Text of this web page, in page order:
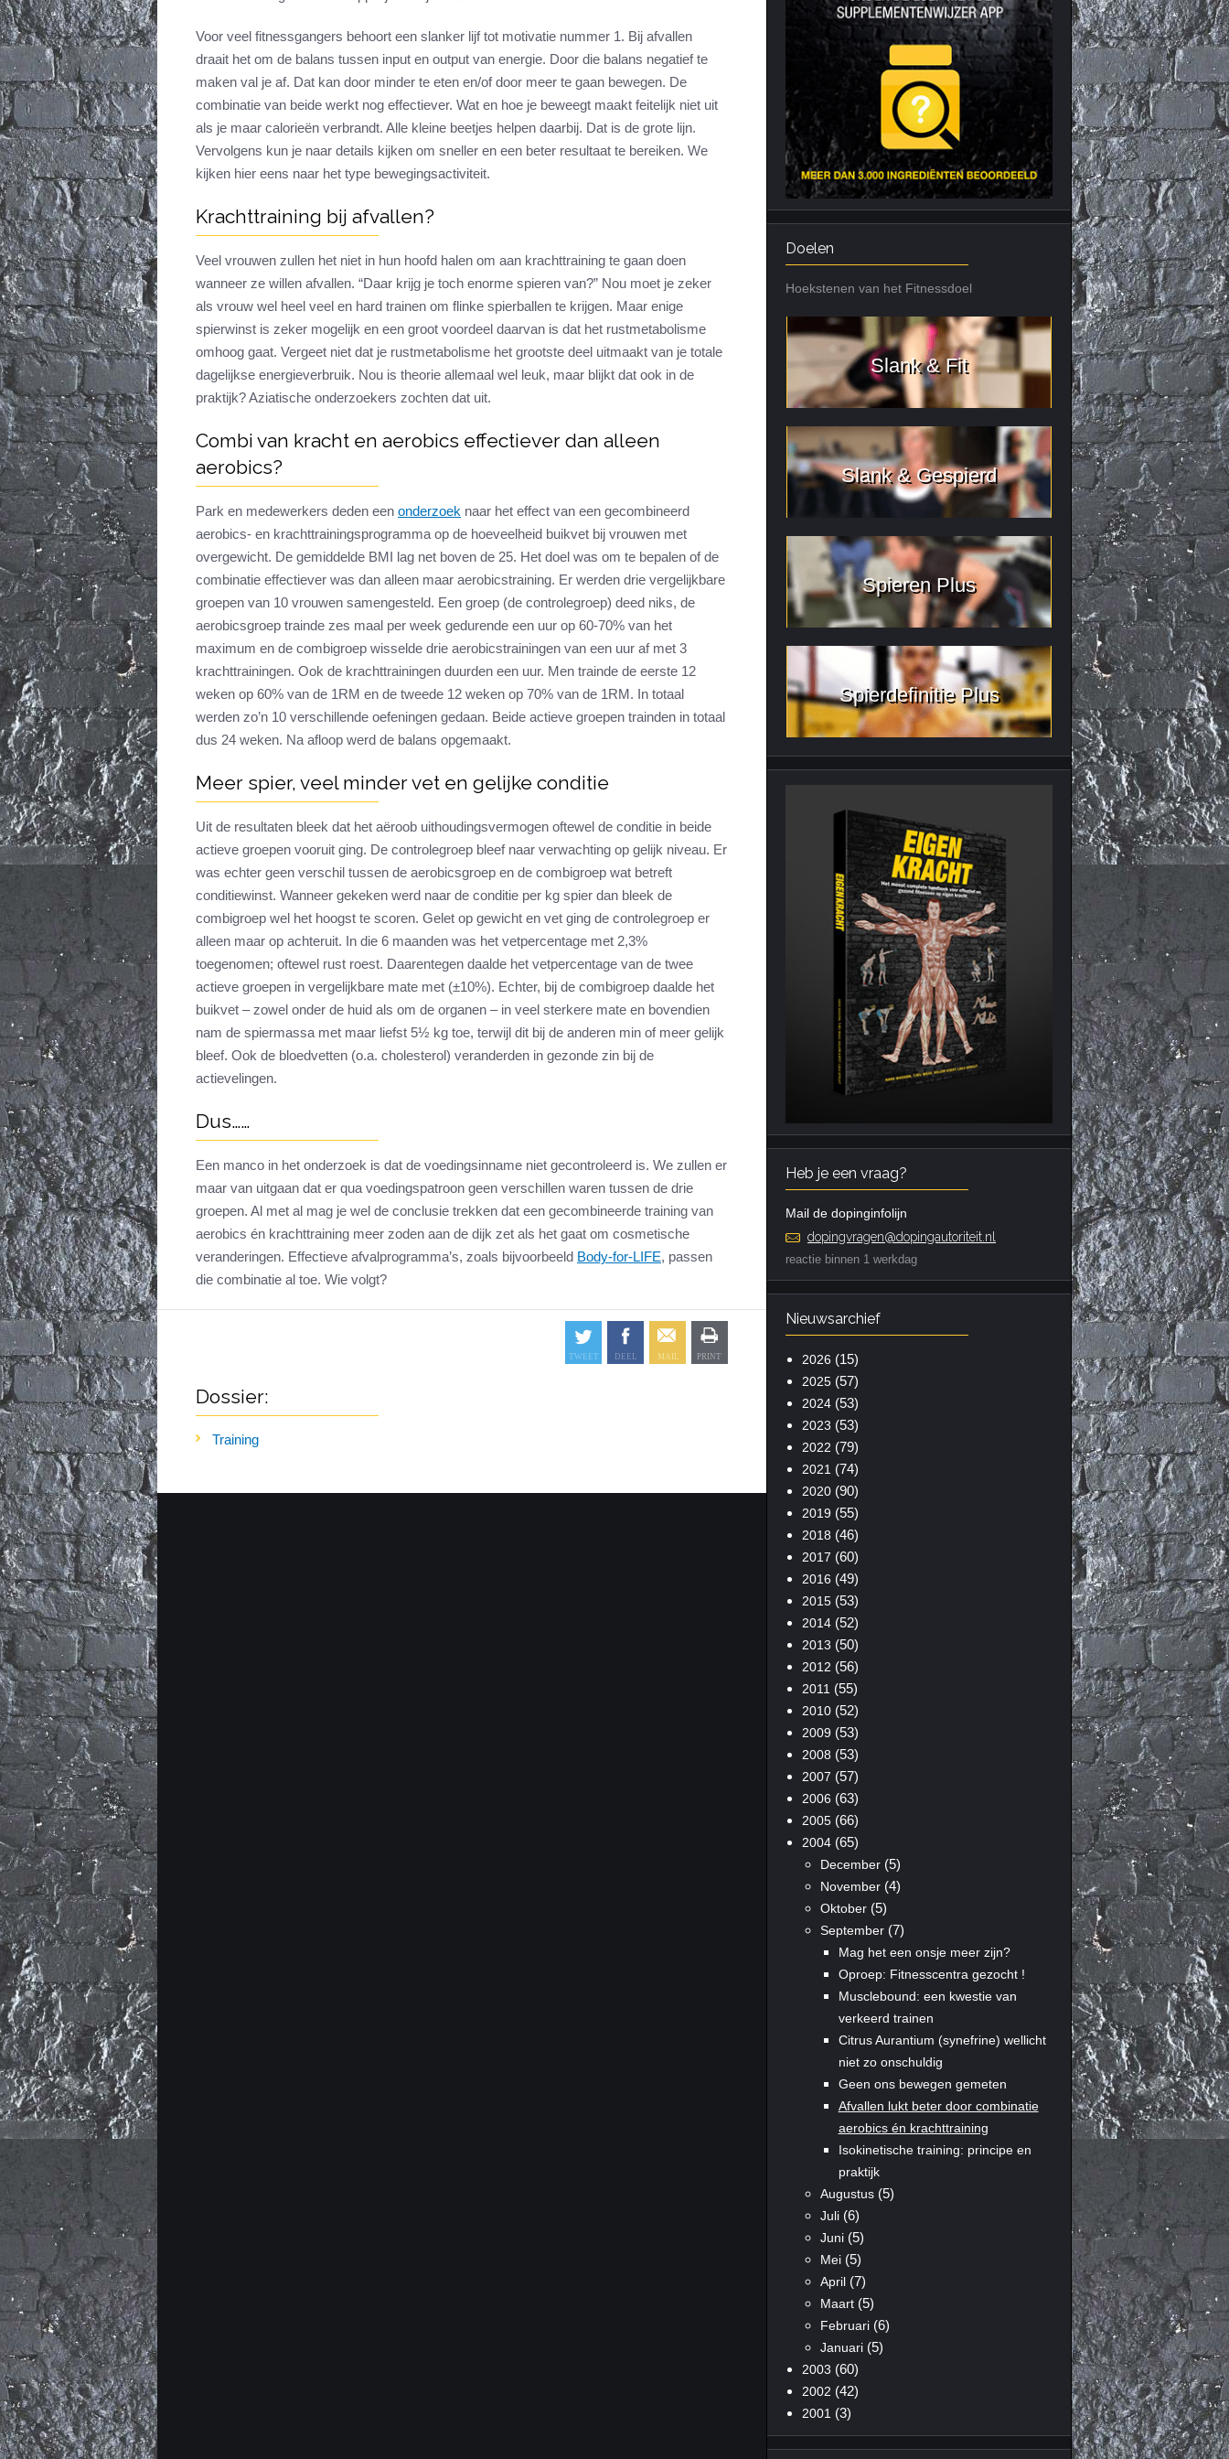
Hartslag en intensiteit
Combi van cardio en kracht
Trainingsfouten top 10
Veel gestelde vragen
Voedingsfouten top 5
Veel gestelde vragen
Citrus Aurantium
Tribulus Terrestris
Vitaminen en
mineralen
Weight Gainers
Nieuws archief
Voor veel fitnessgangers behoort een slanker lijf tot motivatie nummer 1. Bij afvallen
draait het om de balans tussen input en output van energie. Door die balans negatief te
maken val je af. Dat kan door minder te eten en/of door meer te gaan bewegen. De
combinatie van beide werkt nog effectiever. Wat en hoe je beweegt maakt feitelijk niet uit
als je maar calorieën verbrandt. Alle kleine beetjes helpen daarbij. Dat is de grote lijn.
Vervolgens kun je naar details kijken om sneller en een beter resultaat te bereiken. We
kijken hier eens naar het type bewegingsactiviteit.
Krachttraining bij afvallen?
Veel vrouwen zullen het niet in hun hoofd halen om aan krachttraining te gaan doen
wanneer ze willen afvallen. “Daar krijg je toch enorme spieren van?” Nou moet je zeker
als vrouw wel heel veel en hard trainen om flinke spierballen te krijgen. Maar enige
spierwinst is zeker mogelijk en een groot voordeel daarvan is dat het rustmetabolisme
omhoog gaat. Vergeet niet dat je rustmetabolisme het grootste deel uitmaakt van je totale
dagelijkse energieverbruik. Nou is theorie allemaal wel leuk, maar blijkt dat ook in de
praktijk? Aziatische onderzoekers zochten dat uit.
Combi van kracht en aerobics effectiever dan alleen
aerobics?
Park en medewerkers deden een onderzoek naar het effect van een gecombineerd
aerobics- en krachttrainingsprogramma op de hoeveelheid buikvet bij vrouwen met
overgewicht. De gemiddelde BMI lag net boven de 25. Het doel was om te bepalen of de
combinatie effectiever was dan alleen maar aerobicstraining. Er werden drie vergelijkbare
groepen van 10 vrouwen samengesteld. Een groep (de controlegroep) deed niks, de
aerobicsgroep trainde zes maal per week gedurende een uur op 60-70% van het
maximum en de combigroep wisselde drie aerobicstrainingen van een uur af met 3
krachttrainingen. Ook de krachttrainingen duurden een uur. Men trainde de eerste 12
weken op 60% van de 1RM en de tweede 12 weken op 70% van de 1RM. In totaal
werden zo’n 10 verschillende oefeningen gedaan. Beide actieve groepen trainden in totaal
dus 24 weken. Na afloop werd de balans opgemaakt.
Meer spier, veel minder vet en gelijke conditie
Uit de resultaten bleek dat het aëroob uithoudingsvermogen oftewel de conditie in beide
actieve groepen vooruit ging. De controlegroep bleef naar verwachting op gelijk niveau. Er
was echter geen verschil tussen de aerobicsgroep en de combigroep wat betreft
conditiewinst. Wanneer gekeken werd naar de conditie per kg spier dan bleek de
combigroep wel het hoogst te scoren. Gelet op gewicht en vet ging de controlegroep er
alleen maar op achteruit. In die 6 maanden was het vetpercentage met 2,3%
toegenomen; oftewel rust roest. Daarentegen daalde het vetpercentage van de twee
actieve groepen in vergelijkbare mate met (±10%). Echter, bij de combigroep daalde het
buikvet – zowel onder de huid als om de organen – in veel sterkere mate en bovendien
nam de spiermassa met maar liefst 5½ kg toe, terwijl dit bij de anderen min of meer gelijk
bleef. Ook de bloedvetten (o.a. cholesterol) veranderden in gezonde zin bij de
actievelingen.
Dus……
Een manco in het onderzoek is dat de voedingsinname niet gecontroleerd is. We zullen er
maar van uitgaan dat er qua voedingspatroon geen verschillen waren tussen de drie
groepen. Al met al mag je wel de conclusie trekken dat een gecombineerde training van
aerobics én krachttraining meer zoden aan de dijk zet als het gaat om cosmetische
veranderingen. Effectieve afvalprogramma’s, zoals bijvoorbeeld Body-for-LIFE, passen
die combinatie al toe. Wie volgt?
Dossier:
Training
Doelen
Hoekstenen van het Fitnessdoel
Slank & Fit
Slank & Gespierd
Spieren Plus
Spierdefinitie Plus
Heb je een vraag?
Mail de dopinginfolijn
dopingvragen@dopingautoriteit.nl
reactie binnen 1 werkdag
Nieuwsarchief
2026 (15)
2025(57)
2024(53)
2023 (53)
2022 (79)
2021 (74)
2020(90)
2019 (55)
2018 (46)
2017 (60)
2016 (49)
2015(53)
2014(52)
2013 (50)
2012 (56)
2011 (55)
2010(52)
2009 (53)
2008 (53)
2007 (57)
2006 (63)
2005(66)
2004(65)
December(5)
November(4)
Oktober(5)
September(7)
Mag het een onsje meer zijn?
Oproep: Fitnesscentra gezocht !
Musclebound: een kwestie van
verkeerd trainen
Citrus Aurantium (synefrine) wellicht
niet zo onschuldig
Geen ons bewegen gemeten
Afvallen lukt beter door combinatie
aerobics én krachttraining
Isokinetische training: principe en
praktijk
Augustus(5)
Juli(6)
Juni(5)
Mei(5)
April(7)
Maart(5)
Februari(6)
Januari(5)
2003 (60)
2002 (42)
2001 (3)